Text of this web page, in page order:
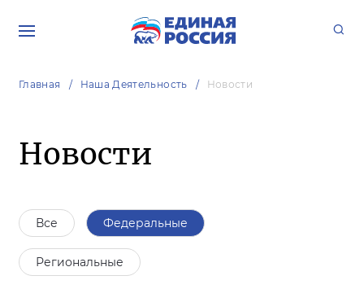
Главная Наша Деятельность Новости
Новости
Все Федеральные
Региональные